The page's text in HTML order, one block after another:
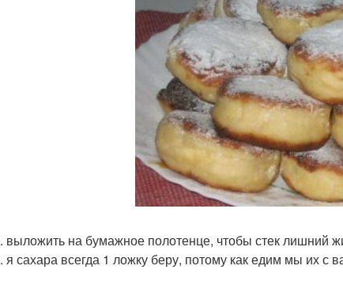
выложить на бумажное полотенце, чтобы стек лишний
я сахара всегда 1 ложку беру, потому как едим мы их с